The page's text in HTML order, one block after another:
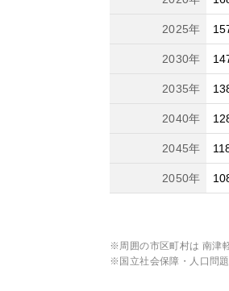
2025年
2030年
2035年
2040年
2045年
2050年
※周囲の市区町村は 南津
※国立社会保障・人口問題